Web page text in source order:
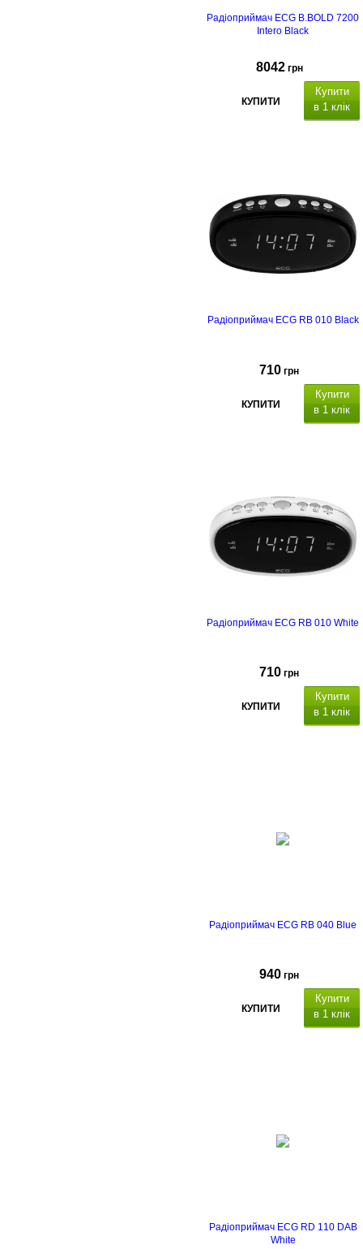
Радіоприймач ECG B.BOLD 7200
Intero Black
8042 грн
КУПИТИ
Купити
в 1 клік
Радіоприймач ECG RB 010 Black
710 грн
КУПИТИ
Купити
в 1 клік
Радіоприймач ECG RB 010 White
710 грн
КУПИТИ
Купити
в 1 клік
Радіоприймач ECG RB 040 Blue
940 грн
КУПИТИ
Купити
в 1 клік
Радіоприймач ECG RD 110 DAB
White